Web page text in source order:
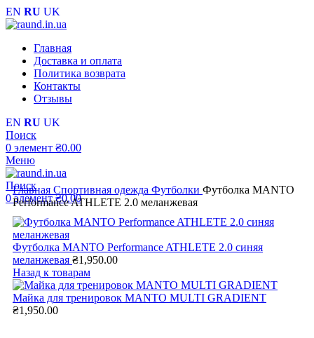
EN RU UK
Главная
Доставка и оплата
Политика возврата
Контакты
Отзывы
EN RU UK
Поиск
0 элемент ₴0.00
Меню
Поиск
0элемент ₴0.00
Главная Cпортивная одежда Футболки Футболка MANTO
Performance ATHLETE 2.0 меланжевая
Футболка MANTO Performance ATHLETE 2.0 синяя
меланжевая ₴1,950.00
Назад к товарам
Майка для тренировок MANTO MULTI GRADIENT
₴1,950.00